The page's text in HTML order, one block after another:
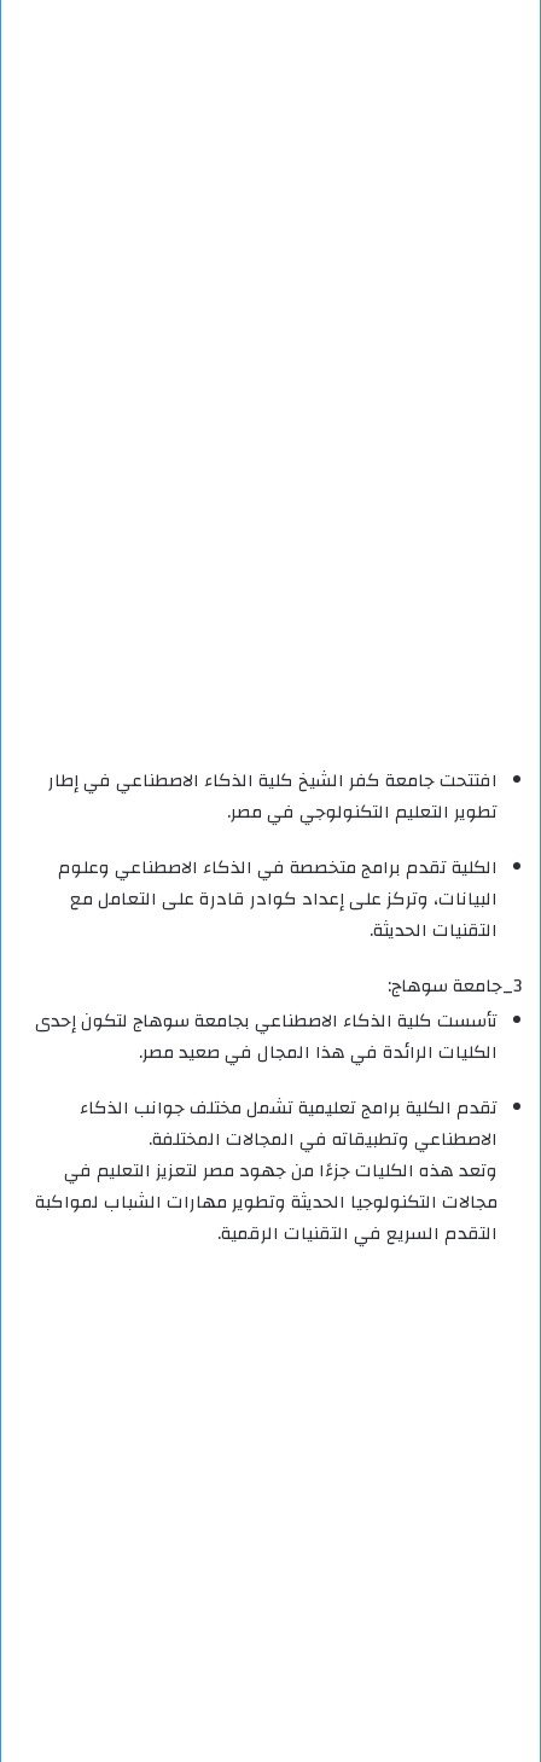
افتتحت جامعة كفر الشيخ كلية الذكاء الاصطناعي في إطار
تطوير التعليم التكنولوجي في مصر.
الكلية تقدم برامج متخصصة في الذكاء الاصطناعي وعلوم
البيانات، وتركز على إعداد كوادر قادرة على التعامل مع
التقنيات الحديثة.
3_جامعة سوهاج:
تأسست كلية الذكاء الاصطناعي بجامعة سوهاج لتكون إحدى
الكليات الرائدة في هذا المجال في صعيد مصر.
تقدم الكلية برامج تعليمية تشمل مختلف جوانب الذكاء
الاصطناعي وتطبيقاته في المجالات المختلفة.
وتعد هذه الكليات جزءًا من جهود مصر لتعزيز التعليم في
مجالات التكنولوجيا الحديثة وتطوير مهارات الشباب لمواكبة
التقدم السريع في التقنيات الرقمية.